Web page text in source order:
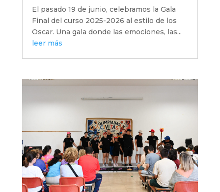
El pasado 19 de junio, celebramos la Gala
Final del curso 2025-2026 al estilo de los
Oscar. Una gala donde las emociones, las...
leer más